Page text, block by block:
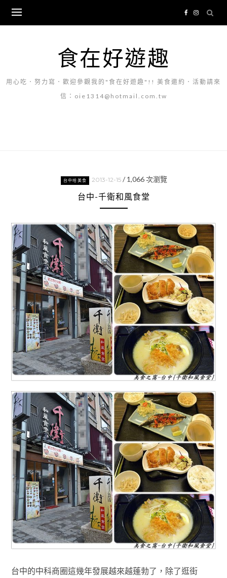
content
食在好遊趣
用心吃．努力寫．歡迎參觀我的"食在好遊趣"!! 美食邀約．活動請來
信：oie1314@hotmail.com.tw
台中哈美食 2013-12-15 / 1,066次瀏覽
台中-千衛和風食堂
台中的中科商圈這幾年發展越來越蓬勃了，除了逛街